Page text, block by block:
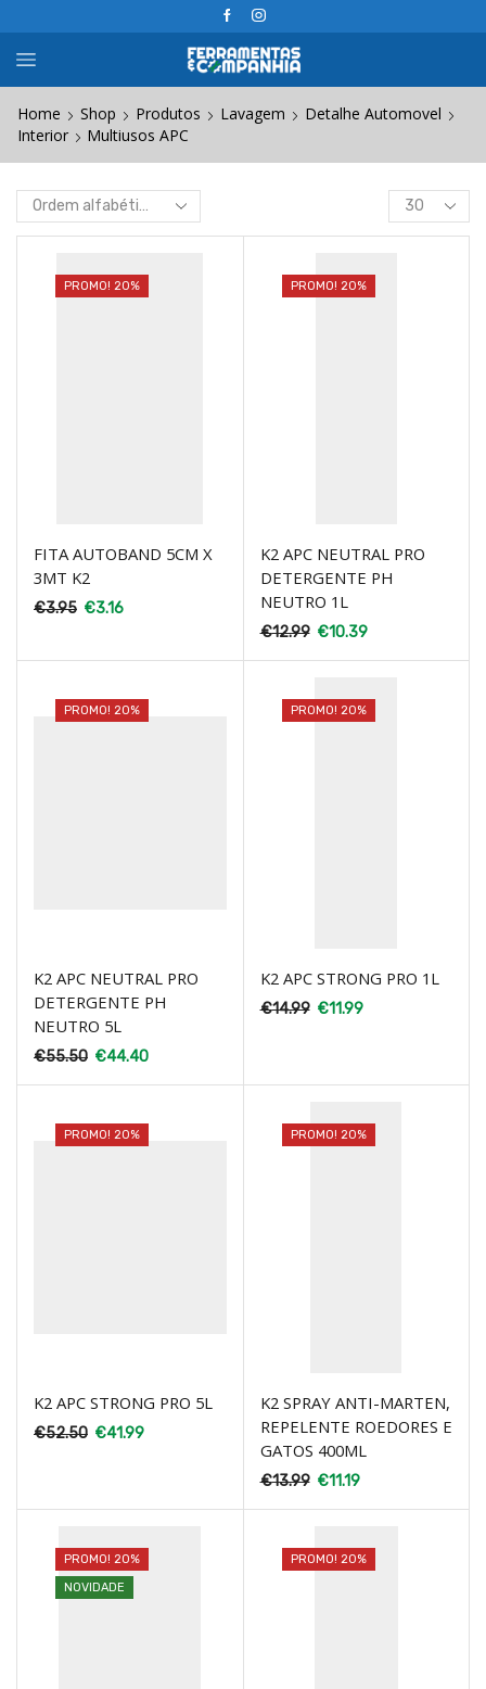
Home Shop Produtos Lavagem
Detalhe Automovel
Interior
Multiusos APC
Products
per
PROMO! 20%
FITA AUTOBAND 5CM X
3MT K2
€3.95 €3.16
PROMO! 20%
K2 APC NEUTRAL PRO
DETERGENTE PH
NEUTRO 1L
€12.99 €10.39
PROMO! 20%
K2 APC NEUTRAL PRO
DETERGENTE PH
NEUTRO 5L
€55.50 €44.40
PROMO! 20%
K2 APC STRONG PRO 1L
€14.99 €11.99
PROMO! 20%
K2 APC STRONG PRO 5L
€52.50 €41.99
PROMO! 20%
K2 SPRAY ANTI-MARTEN,
REPELENTE ROEDORES E
GATOS 400ML
€13.99 €11.19
PROMO! 20%
NOVIDADE
PROMO! 20%